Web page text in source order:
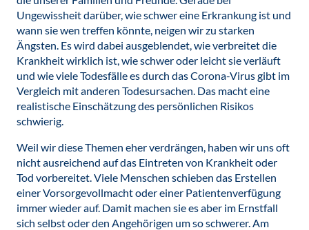
Ungewissheit darüber, wie schwer eine Erkrankung ist und
wann sie wen treffen könnte, neigen wir zu starken
Ängsten. Es wird dabei ausgeblendet, wie verbreitet die
Krankheit wirklich ist, wie schwer oder leicht sie verläuft
und wie viele Todesfälle es durch das Corona-Virus gibt im
Vergleich mit anderen Todesursachen. Das macht eine
realistische Einschätzung des persönlichen Risikos
schwierig.
Weil wir diese Themen eher verdrängen, haben wir uns oft
nicht ausreichend auf das Eintreten von Krankheit oder
Tod vorbereitet. Viele Menschen schieben das Erstellen
einer Vorsorgevollmacht oder einer Patientenverfügung
immer wieder auf. Damit machen sie es aber im Ernstfall
sich selbst oder den Angehörigen um so schwerer. Am